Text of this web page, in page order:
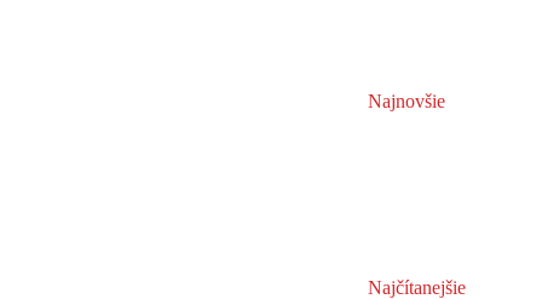
Najnovšie
Najčítanejšie